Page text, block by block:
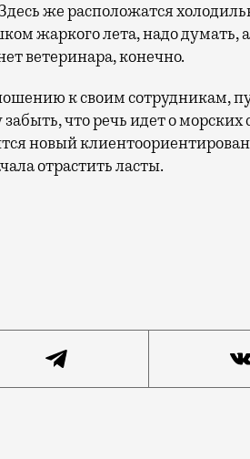
же расположатся
жаркого лета, надо думать,
ветеринара, конечно.
к своим сотрудникам,
что речь идет о морских
новый
отрастить ласты.
для водоплавающих